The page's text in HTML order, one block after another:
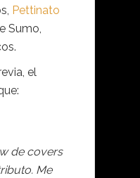
Pettinato
Sumo,
el
de covers
Me